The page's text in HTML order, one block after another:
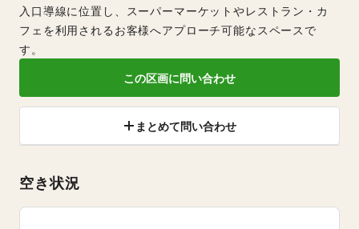
入口導線に位置し、スーパーマーケットやレストラン・カ
フェを利用されるお客様へアプローチ可能なスペースで
す。
この区画に問い合わせ
まとめて問い合わせ
空き状況